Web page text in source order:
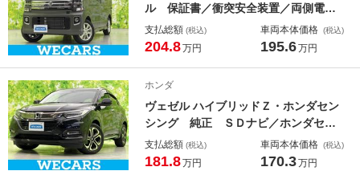
ル 保証書／衝突安全装置／両側電動
スライドドア／シートヒーター 運転
席／車線逸脱防止支援システム／届出
イドリングストップ／禁煙車
支払総額 (税込)
204.8万円
車両本体価格 (税込)
195.6万円
ホンダ
ヴェゼル ハイブリッドＺ・ホンダセン
シング 純正 ＳＤナビ／ホンダセン
シング／シートヒーター／車線逸脱防
止支援システム／シート ハーフレザ
支払総額 (税込)
181.8万円
車両本体価格 (税込)
170.3万円